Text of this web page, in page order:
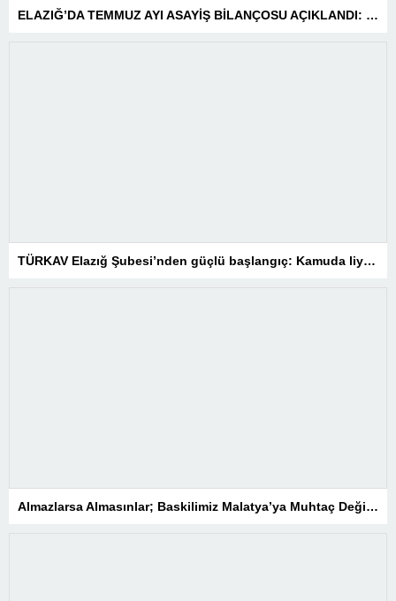
ELAZIĞ’DA TEMMUZ AYI ASAYİŞ BİLANÇOSU AÇIKLANDI: 1 AYDA 1.032 ŞAHIS YAKALANDI, 207 TUTUKLAMA
TÜRKAV Elazığ Şubesi’nden güçlü başlangıç: Kamuda liyakatin en gür sesi olacağız
Almazlarsa Almasınlar; Baskilimiz Malatya’ya Muhtaç Değildir